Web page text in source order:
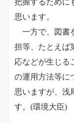
把握するために
思います。
一方で、図書
担等、たとえば
応などが生じる
の運用方法等に
思いますが、浅
す。 (環境大臣)